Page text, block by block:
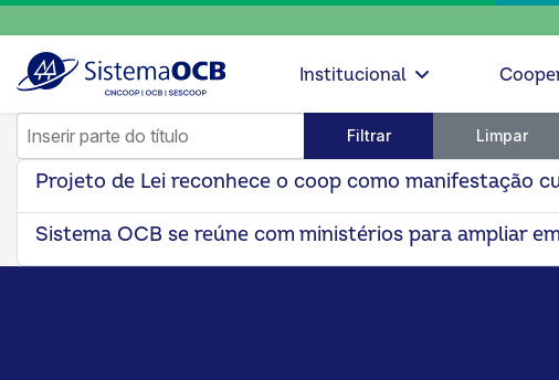
Institucional
Inserir parte do título
Filtrar Limpar
Projeto de Lei reconhece o coop como manifestação
Sistema OCB se reúne com ministérios para ampliar